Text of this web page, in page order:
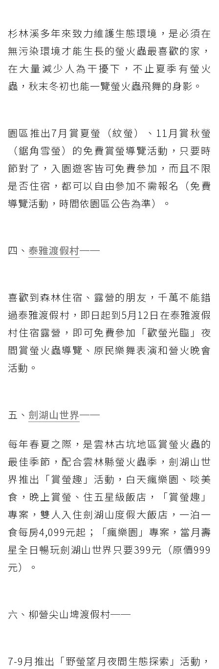
杉林溪多年來致力維護生態環境，是必須在
無污染環境才能生長的螢火蟲最喜歡的家，
在大量減少人為干擾下，不止夏季有螢火
蟲，秋末冬初也能一覽螢火蟲飛舞的身影。
園區推出7月賞夏螢（紋螢）、11月賞秋螢
（鋸角雪螢）的免費賞螢導覽活動，只要時
節對了，入園遊客皆可免費參加，而且不限
是否住宿，都可以自由參加不需報名（免費
導覽活動，時間依園區公告為準）。
四、 泰雅渡假村──
喜歡到森林住宿、露營的朋友，千萬不能錯
過泰雅渡假村，即日起到5月12日在泰雅渡假
村住宿露營，即可免費參加「歡螢光臨」夜
間賞螢火蟲導覽、原民樂舞表演和營火晚會
活動。
五、 劍湖山世界──
每年春夏之際，是雲林古坑地區賞螢火蟲的
最佳季節，配合雲林縣螢火蟲季，劍湖山世
界推出「賞螢趣」活動，白天瘋樂園、啖美
食，晚上賞螢、住五星級飯店，「賞螢趣」
專案，雙人入住劍湖山度假大飯店，一泊一
食每房4,099元起；「瘋樂園」專案，當月壽
星全日暢玩劍湖山世界只要399元（原價999
元）。
六、柳營尖山埤渡假村──
7-9月推出「野螢望月夜間生態探索」活動，